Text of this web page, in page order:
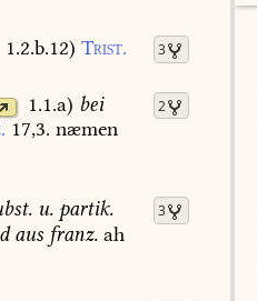
3
1.2.b.12) Trist.
2
1.1.a) bei
17,3. næmen
3
u. partik.
aus franz. ah